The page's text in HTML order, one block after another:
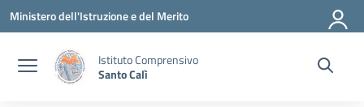
Vai ai contenuti
Vai al menu di navigazione
Vai al footer
Ministero dell'Istruzione e del Merito
Istituto Comprensivo
Santo Calì